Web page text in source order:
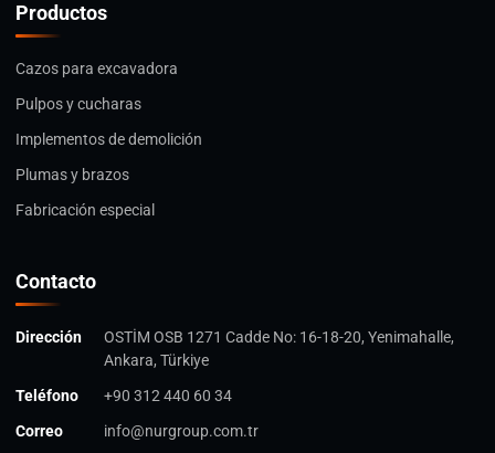
Productos
Cazos para excavadora
Pulpos y cucharas
Implementos de demolición
Plumas y brazos
Fabricación especial
Contacto
Dirección
OSTİM OSB 1271 Cadde No: 16-18-20, Yenimahalle,
Ankara, Türkiye
Teléfono
+90 312 440 60 34
Correo
info@nurgroup.com.tr